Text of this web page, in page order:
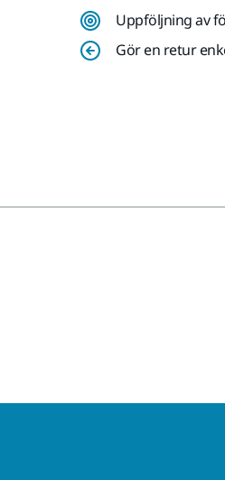
Uppföljning av
Gör en retur